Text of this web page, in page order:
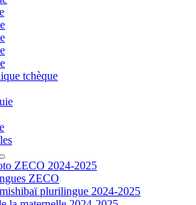
tchèque
ZECO 2024-2025
ZECO
plurilingue 2024-2025